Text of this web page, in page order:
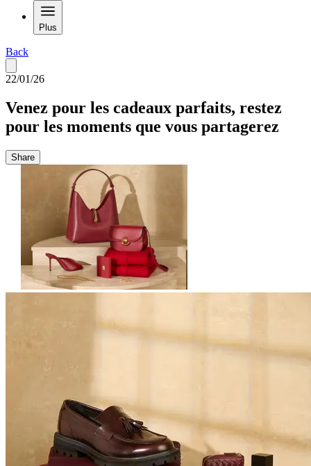
Plus
Back
22/01/26
Venez pour les cadeaux parfaits, restez
pour les moments que vous partagerez
Share